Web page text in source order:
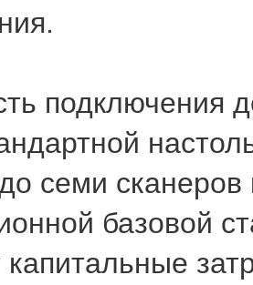
подключения
семи сканеров
базовой